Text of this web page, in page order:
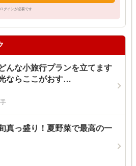
グインが必要です
んな小旅行プランを立てます
ならここがおす…
真っ盛り！夏野菜で最高の一